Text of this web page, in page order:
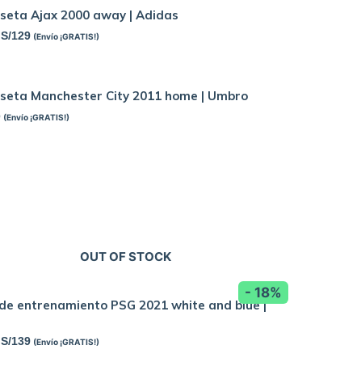
Ajax 2000 away | Adidas
S/129 (Envío ¡GRATIS!)
Manchester City 2011 home | Umbro
(Envío ¡GRATIS!)
- 18%
OUT OF STOCK
entrenamiento PSG 2021 white and blue |
S/139 (Envío ¡GRATIS!)